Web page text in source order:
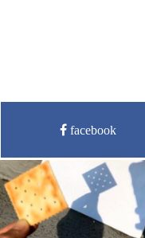
facebook